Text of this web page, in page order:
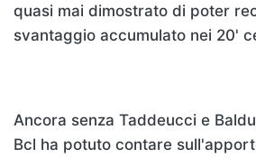
quasi mai dimostrato di poter
svantaggio accumulato nei 20'
Ancora senza Taddeucci e
Bcl ha potuto contare